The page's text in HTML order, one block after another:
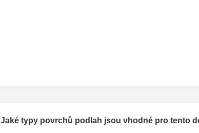
Jaké typy povrchů podlah jsou vhodné pro tento